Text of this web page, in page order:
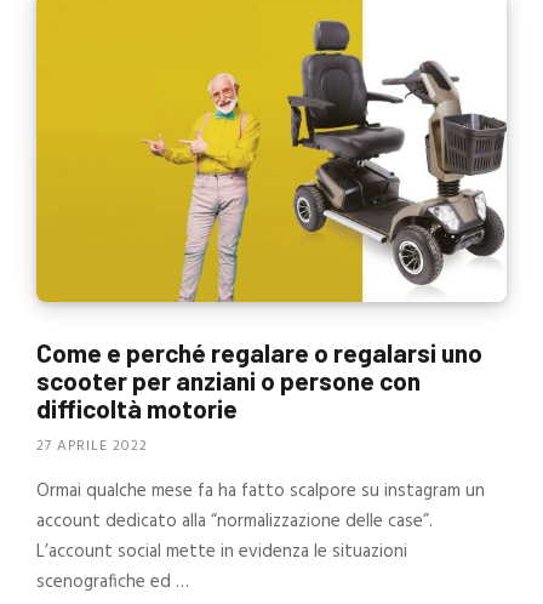
Come e perché regalare o regalarsi uno
scooter per anziani o persone con
difficoltà motorie
27 APRILE 2022
Ormai qualche mese fa ha fatto scalpore su instagram un
account dedicato alla “normalizzazione delle case”.
L’account social mette in evidenza le situazioni
scenografiche ed …